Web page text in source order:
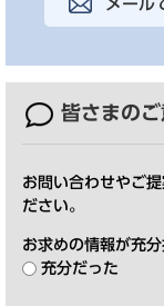
メール
皆さまの
お問い合わせやご
ださい。
お求めの情報が充
充分だった